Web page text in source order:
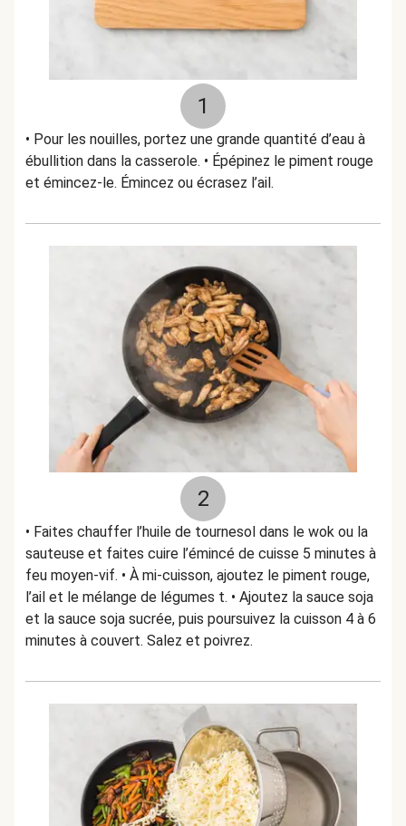
1
• Pour les nouilles, portez une grande quantité d’eau à
ébullition dans la casserole. • Épépinez le piment rouge
et émincez-le. Émincez ou écrasez l’ail.
2
• Faites chauffer l’huile de tournesol dans le wok ou la
sauteuse et faites cuire l’émincé de cuisse 5 minutes à
feu moyen-vif. • À mi-cuisson, ajoutez le piment rouge,
l’ail et le mélange de légumes t. • Ajoutez la sauce soja
et la sauce soja sucrée, puis poursuivez la cuisson 4 à 6
minutes à couvert. Salez et poivrez.